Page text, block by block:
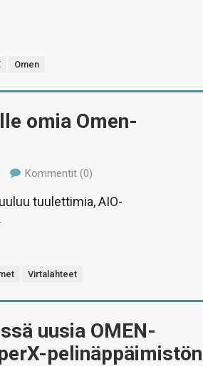
Omen
omia Omen-
Kommentit (0)
tuulettimia, AIO-
Virtalähteet
uusia OMEN-
pelinäppäimistön